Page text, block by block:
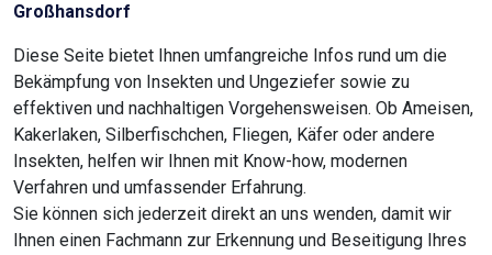
Großhansdorf
Diese Seite bietet Ihnen umfangreiche Infos rund um die
Bekämpfung von Insekten und Ungeziefer sowie zu
effektiven und nachhaltigen Vorgehensweisen. Ob Ameisen,
Kakerlaken, Silberfischchen, Fliegen, Käfer oder andere
Insekten, helfen wir Ihnen mit Know-how, modernen
Verfahren und umfassender Erfahrung.
Sie können sich jederzeit direkt an uns wenden, damit wir
Ihnen einen Fachmann zur Erkennung und Beseitigung Ihres